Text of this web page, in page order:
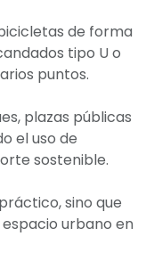
de forma
tipo U o
puntos.
plazas públicas
el uso de
sostenible.
sino que
urbano en